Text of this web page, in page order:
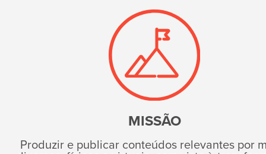
MISSÃO
Produzir e publicar conteúdos relevantes por